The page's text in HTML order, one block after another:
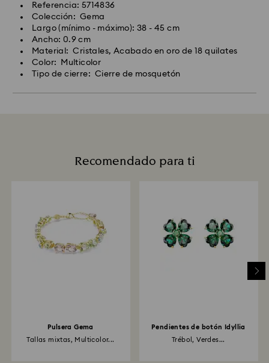
Referencia: 5714836
Colección: Gema
Largo (mínimo - máximo): 38 - 45 cm
Ancho: 0.9 cm
Material: Cristales, Acabado en oro de 18 quilates
Color: Multicolor
Tipo de cierre: Cierre de mosquetón
Recomendado para ti
Pulsera Gema
Tallas mixtas, Multicolor...
Pendientes de botón Idyllia
Trébol, Verdes...